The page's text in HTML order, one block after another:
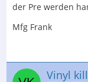
der Pre werden
Mfg Frank
Vinyl